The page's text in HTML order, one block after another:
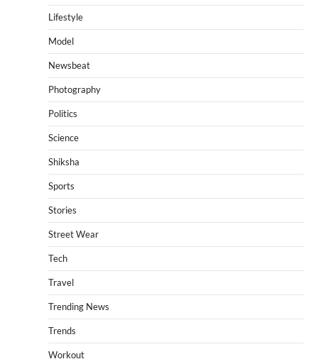
Lifestyle
Model
Newsbeat
Photography
Politics
Science
Shiksha
Sports
Stories
Street Wear
Tech
Travel
Trending News
Trends
Workout